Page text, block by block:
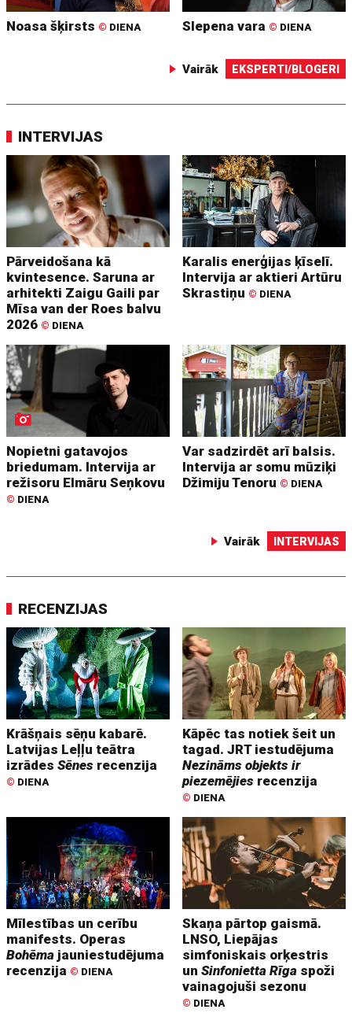
Noasa šķirsts © DIENA Slepena vara © DIENA
Vairāk EKSPERTI/BLOGERI
INTERVIJAS
Pārveidošana kā
kvintesence. Saruna ar
arhitekti Zaigu Gaili par
Mīsa van der Roes balvu
2026 © DIENA
Karalis enerģijas ķīselī.
Intervija ar aktieri Artūru
Skrastiņu © DIENA
Nopietni gatavojos
briedumam. Intervija ar
režisoru Elmāru Seņkovu
© DIENA
Var sadzirdēt arī balsis.
Intervija ar somu mūziķi
Džimiju Tenoru © DIENA
Vairāk INTERVIJAS
RECENZIJAS
Krāšņais sēņu kabarē.
Latvijas Leļļu teātra
izrādesSēnes recenzija
© DIENA
Kāpēc tas notiek šeit un
tagad. JRT iestudējuma
Nezināms objekts ir
piezemējies recenzija
© DIENA
Mīlestības un cerību
manifests. Operas
Bohēma jauniestudējuma
recenzija © DIENA
Skaņa pārtop gaismā.
LNSO, Liepājas
simfoniskais orķestris
unSinfonietta Rīga spoži
vainagojuši sezonu
© DIENA